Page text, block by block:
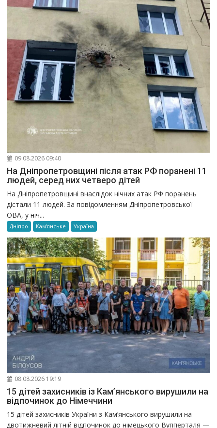
09.08.2026 09:40
На Дніпропетровщині після атак РФ поранені 11
людей, серед них четверо дітей
На Дніпропетровщині внаслідок нічних атак РФ поранень
дістали 11 людей. За повідомленням Дніпропетровської
ОВА, у ніч...
Дніпро Кам'янське Україна
08.08.2026 19:19
15 дітей захисників із Кам’янського вирушили на
відпочинок до Німеччини
15 дітей захисників України з Кам’янського вирушили на
двотижневий літній відпочинок до німецького Вупперталя —